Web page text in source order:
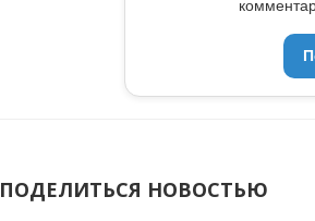
ПОДЕЛИТЬСЯ НОВОСТЬЮ